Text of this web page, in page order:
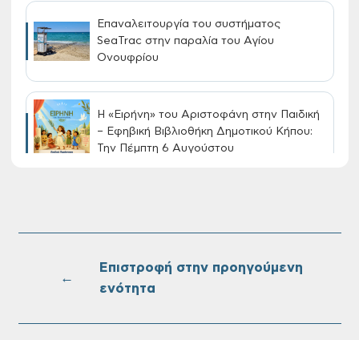
Επαναλειτουργία του συστήματος
SeaTrac στην παραλία του Αγίου
Ονουφρίου
Η «Ειρήνη» του Αριστοφάνη στην Παιδική
– Εφηβική Βιβλιοθήκη Δημοτικού Κήπου:
Την Πέμπτη 6 Αυγούστου
Πλαστήρα της Δ.Κ. Τσικαλαριών
Πίνακες Κατάταξης & Βαθμολογίας,
πίνακες της προκήρυξης ΣΟΧ 3/2026 του
←
Επιστροφή στην προηγούμενη
ενότητα